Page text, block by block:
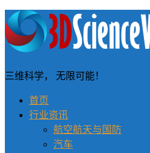
三维科学， 无限可能！
首页
行业资讯
航空航天与国防
汽车